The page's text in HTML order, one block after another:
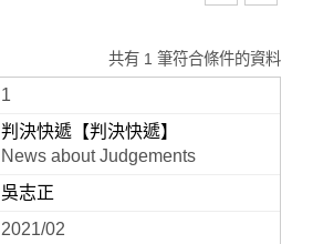
共有 1 筆符合條件的資料
1
判決快遞【判決快遞】
News about Judgements
吳志正
2021/02